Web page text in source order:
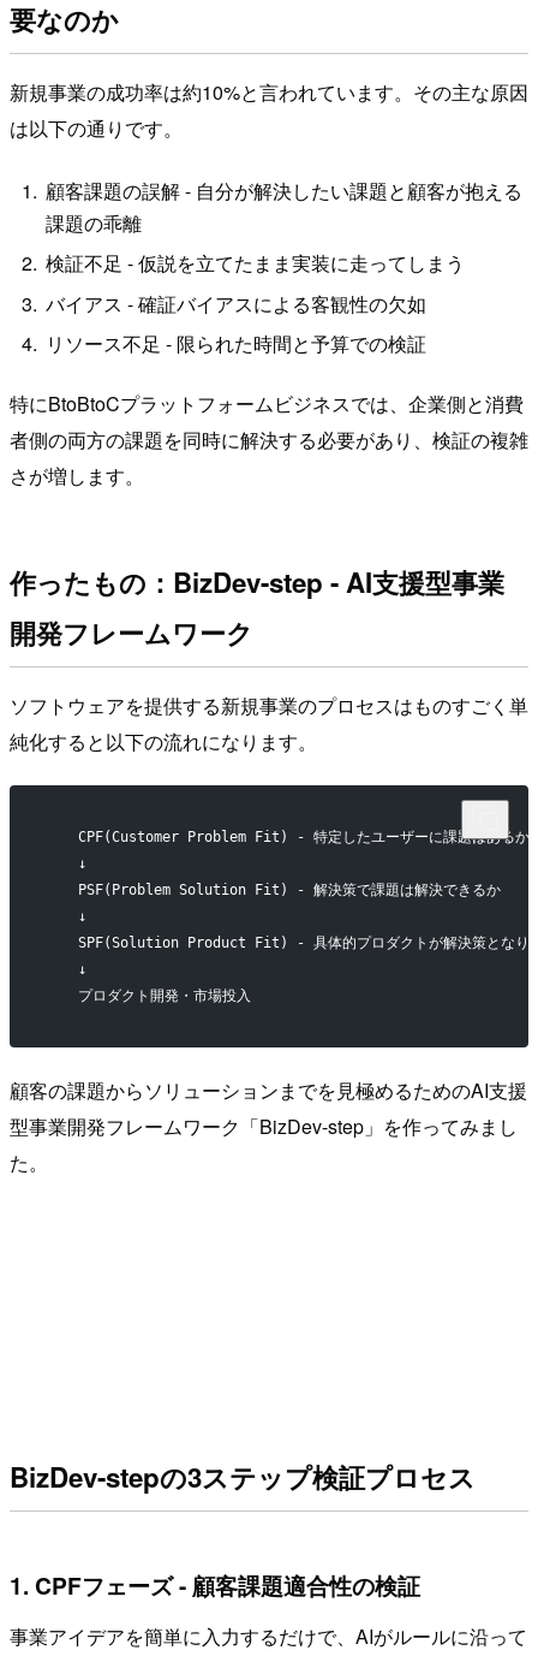
要なのか
新規事業の成功率は約10%と言われています。その主な原因
は以下の通りです。
顧客課題の誤解 - 自分が解決したい課題と顧客が抱える
課題の乖離
検証不足 - 仮説を立てたまま実装に走ってしまう
バイアス - 確証バイアスによる客観性の欠如
リソース不足 - 限られた時間と予算での検証
特にBtoBtoCプラットフォームビジネスでは、企業側と消費
者側の両方の課題を同時に解決する必要があり、検証の複雑
さが増します。
作ったもの：BizDev-step - AI支援型事業
開発フレームワーク
ソフトウェアを提供する新規事業のプロセスはものすごく単
純化すると以下の流れになります。
    CPF(Customer Problem Fit) - 特定したユーザーに課題はあるか
    ↓
    PSF(Problem Solution Fit) - 解決策で課題は解決できるか
    ↓
SPF(Solution Product Fit) - 具体的プロダクトが解決策となり
    ↓
    プロダクト開発・市場投入
顧客の課題からソリューションまでを見極めるためのAI支援
型事業開発フレームワーク「BizDev-step」を作ってみまし
た。
BizDev-stepの3ステップ検証プロセス
1. CPFフェーズ - 顧客課題適合性の検証
事業アイデアを簡単に入力するだけで、AIがルールに沿って